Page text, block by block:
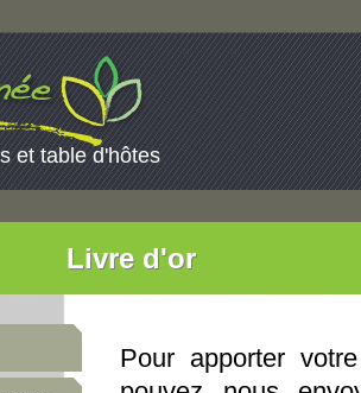
et table d'hôtes
Livre d'or
Pour apporter